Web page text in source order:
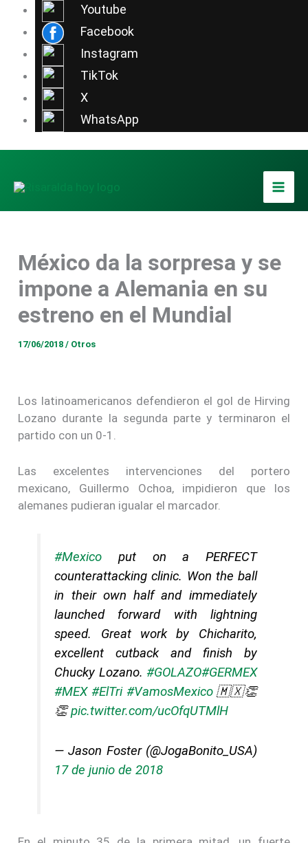
Youtube
Facebook
Instagram
TikTok
X
WhatsApp
contenido
México da la sorpresa y se
impone a Alemania en su
estreno en el Mundial
17/06/2018/ Otros
Los latinoamericanos defendieron el gol de Hirving
Lozano durante la segunda parte y terminaron el
partido con un 0-1.
Las excelentes intervenciones del portero
mexicano, Guillermo Ochoa, impidieron que los
alemanes pudieran igualar el marcador.
#Mexico put on a PERFECT
counterattacking clinic. Won the ball
in their own half and immediately
launched forward with lightning
speed. Great work by Chicharito,
excellent cutback and finish by
Chucky Lozano. #GOLAZO#GERMEX
#MEX #ElTri #VamosMexico🇲🇽👏
👏pic.twitter.com/ucOfqUTMlH
— Jason Foster (@JogaBonito_USA)
17 de junio de 2018